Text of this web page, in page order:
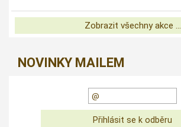
Zobrazit všechny akce ...
NOVINKY MAILEM